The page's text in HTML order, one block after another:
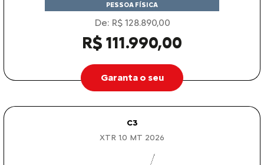
PESSOA FÍSICA
De: R$ 128.890,00
R$ 111.990,00
Garanta o seu
C3
XTR 1.0 MT 2026